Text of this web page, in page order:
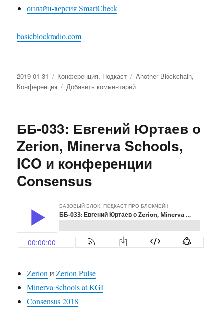
онлайн-версия SmartCheck
basicblockradio.com
Опубликовано
2019-01-31 Рубрики
Конференция, Подкаст Метки
Another Blockchain,
Конференция
Добавить комментарий
Иваницкий
(SmartDec)
о
воркшопe
WETSEB
Blockshain
Summit
ББ-033: Евгений Юртаев о
Zerion, Minerva Schools,
ICO и конференции
Consensus
Zerion иZerion Pulse
Minerva Schools at KGI
Consensus 2018